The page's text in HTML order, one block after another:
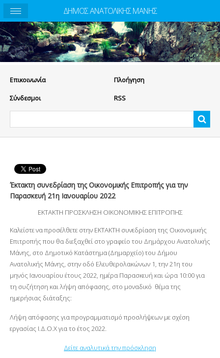
Eπικοινωνία Πλοήγηση
Σύνδεσμοι RSS
Έκτακτη συνεδρίαση της Οικονομικής Επιτροπής για την
Παρασκευή 21η Ιανουαρίου 2022
ΕΚΤΑΚΤΗ ΠΡΟΣΚΛΗΣΗ ΟΙΚΟΝΟΜΙΚΗΣ ΕΠΙΤΡΟΠΗΣ
Καλείστε να προσέλθετε στην ΕΚΤΑΚΤΗ συνεδρίαση της Οικονομικής
Επιτροπής που θα διεξαχθεί στο γραφείο του Δημάρχου Ανατολικής
Μάνης, στο Δημοτικό Κατάστημα (Δημαρχείο) του Δήμου
Ανατολικής Μάνης, στην οδό Ελευθερολακώνων 1, την 21η του
μηνός Ιανουαρίου έτους 2022, ημέρα Παρασκευή και ώρα 10:00 για
τη συζήτηση και λήψη απόφασης, στο μοναδικό θέμα της
ημερήσιας διάταξης:
Λήψη απόφασης για προγραμματισμό προσλήψεων με σχέση
εργασίας Ι.Δ.Ο.Χ για το έτος 2022.
Δείτε αναλυτικά την πρόσκληση
ΔΗΜΟΣ ΑΝΑΤΟΛΙΚΗΣ ΜΑΝΗΣ